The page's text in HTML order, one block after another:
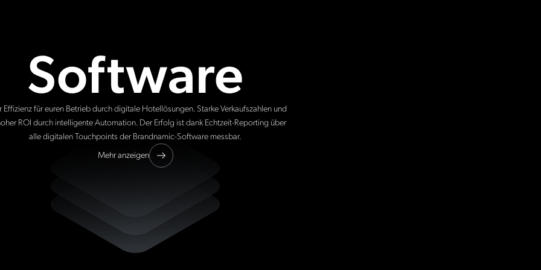
Software
Effizienz für euren Betrieb durch digitale Hotellösungen. Starke Verkaufszahlen und
ROI durch intelligente Automation. Der Erfolg ist dank Echtzeit-Reporting über
alle digitalen Touchpoints der Brandnamic-Software messbar.
Mehr anzeigen